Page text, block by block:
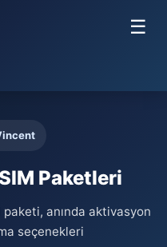
☰
Paketleri
anında aktivasyon
seçenekleri